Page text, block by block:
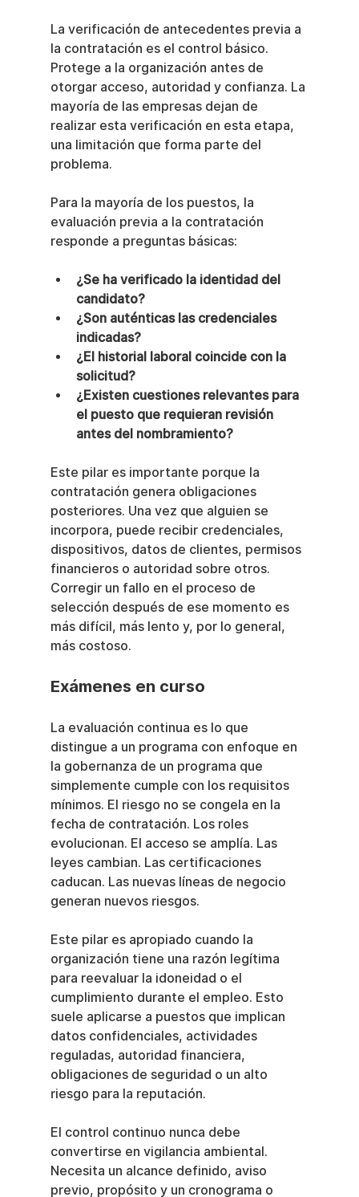
La verificación de antecedentes previa a
la contratación es el control básico.
Protege a la organización antes de
otorgar acceso, autoridad y confianza. La
mayoría de las empresas dejan de
realizar esta verificación en esta etapa,
una limitación que forma parte del
problema.
Para la mayoría de los puestos, la
evaluación previa a la contratación
responde a preguntas básicas:
¿Se ha verificado la identidad del
candidato?
¿Son auténticas las credenciales
indicadas?
¿El historial laboral coincide con la
solicitud?
¿Existen cuestiones relevantes para
el puesto que requieran revisión
antes del nombramiento?
Este pilar es importante porque la
contratación genera obligaciones
posteriores. Una vez que alguien se
incorpora, puede recibir credenciales,
dispositivos, datos de clientes, permisos
financieros o autoridad sobre otros.
Corregir un fallo en el proceso de
selección después de ese momento es
más difícil, más lento y, por lo general,
más costoso.
Exámenes en curso
La evaluación continua es lo que
distingue a un programa con enfoque en
la gobernanza de un programa que
simplemente cumple con los requisitos
mínimos. El riesgo no se congela en la
fecha de contratación. Los roles
evolucionan. El acceso se amplía. Las
leyes cambian. Las certificaciones
caducan. Las nuevas líneas de negocio
generan nuevos riesgos.
Este pilar es apropiado cuando la
organización tiene una razón legítima
para reevaluar la idoneidad o el
cumplimiento durante el empleo. Esto
suele aplicarse a puestos que implican
datos confidenciales, actividades
reguladas, autoridad financiera,
obligaciones de seguridad o un alto
riesgo para la reputación.
El control continuo nunca debe
convertirse en vigilancia ambiental.
Necesita un alcance definido, aviso
previo, propósito y un cronograma o